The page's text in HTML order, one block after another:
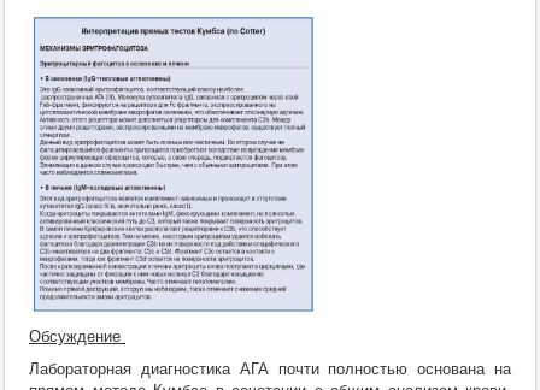
Обсуждение
Лабораторная диагностика АГА почти полностью основана на